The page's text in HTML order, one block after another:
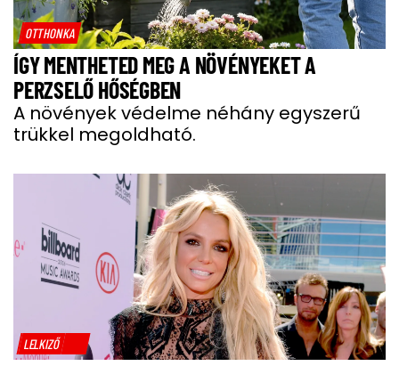
OTTHONKA
ÍGY MENTHETED MEG A NÖVÉNYEKET A
PERZSELŐ HŐSÉGBEN
A növények védelme néhány egyszerű
trükkel megoldható.
LELKIZŐ